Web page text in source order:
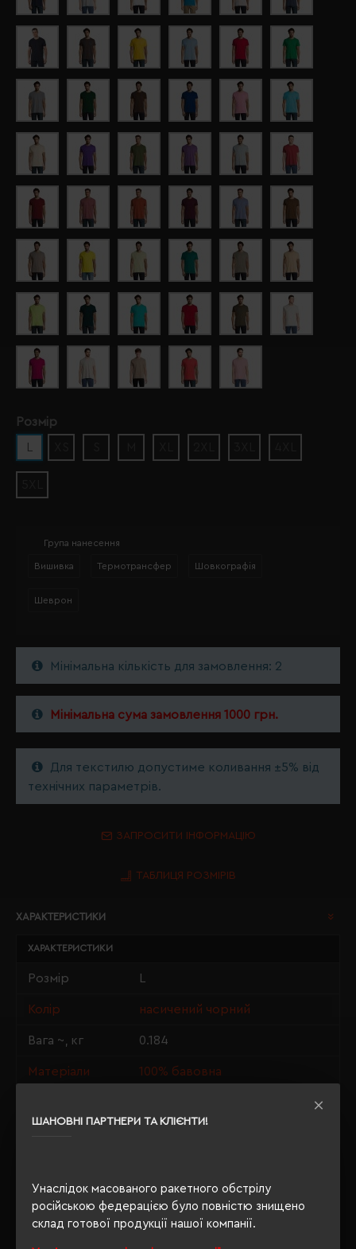
ШАНОВНІ ПАРТНЕРИ ТА КЛІЄНТИ!
Унаслідок масованого ракетного обстрілу
російською федерацією було повністю знищено
склад готової продукції нашої компанії.
Розмір
Група нанесення
Вишивка Термотрансфер Шовкографія
Шеврон
Мінімальна кількість для замовлення: 2
Мінімальна сума замовлення 1000 грн.
Для текстилю допустиме коливання ±5% від
технічних параметрів.
ЗАПРОСИТИ ІНФОРМАЦІЮ
ТАБЛИЦЯ РОЗМІРІВ
ХАРАКТЕРИСТИКИ
ХАРАКТЕРИСТИКИ
Розмір
Колір насичений чорний
Вага ~, кг 0.184
Матеріали 100% бавовна
Щільність
Крій прямий